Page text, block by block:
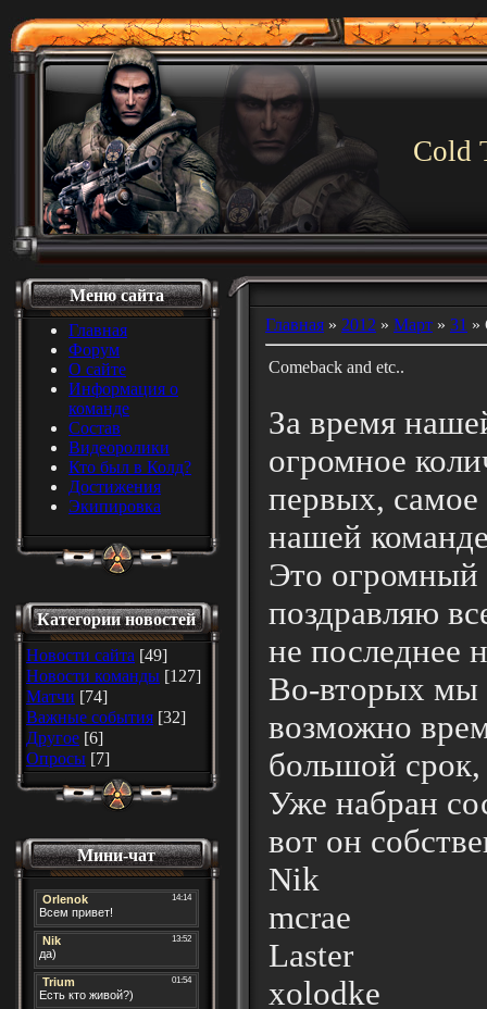
Cold
Меню сайта
Главная
Форум
О сайте
Информация о
команде
Состав
Видеоролики
Кто был в Колд?
Достижения
Экипировка
Категории новостей
Новости сайта [49]
Новости команды [127]
Матчи [74]
Важные события [32]
Другое [6]
Опросы [7]
Мини-чат
Главная » 2012 » Март » 31 »
Comeback and etc..
За время
огромное
первых,
нашей
Это огромный
поздравляю
не последнее
Во-вторых мы
возможно
большой срок,
Уже набран
вот он
Nik
mcrae
Laster
xolodke